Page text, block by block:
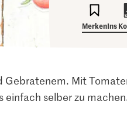
MerkenIns
Mit
einfach selber zu